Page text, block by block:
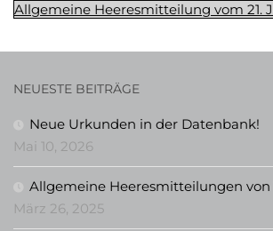
Allgemeine Heeresmitteilung vom 21.
NEUESTE BEITRÄGE
Neue Urkunden in der Datenbank!
Mai 10, 2026
Allgemeine Heeresmitteilungen von
März 26, 2025